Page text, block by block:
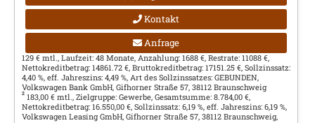
Kontakt
Anfrage
129 € mtl., Laufzeit: 48 Monate, Anzahlung: 1688 €, Restrate: 11088 €,
Nettokreditbetrag: 14861.72 €, Bruttokreditbetrag: 17151.25 €, Sollzinssatz:
4,40 %, eff. Jahreszins: 4,49 %, Art des Sollzinssatzes: GEBUNDEN,
Volkswagen Bank GmbH, Gifhorner Straße 57, 38112 Braunschweig
2 183,00 € mtl., Zielgruppe: Gewerbe, Gesamtsumme: 8.784,00 €,
Nettokreditbetrag: 16.550,00 €, Sollzinssatz: 6,19 %, eff. Jahreszins: 6,19 %,
Volkswagen Leasing GmbH, Gifhorner Straße 57, 38112 Braunschweig,